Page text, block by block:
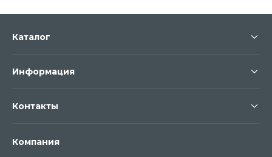
Компания
Каталог
Информация
Контакты